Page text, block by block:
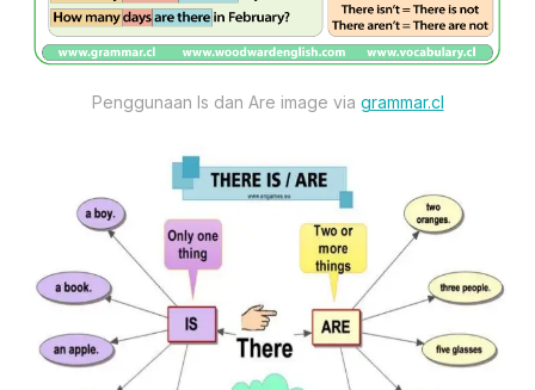
Penggunaan Is dan Are image via grammar.cl